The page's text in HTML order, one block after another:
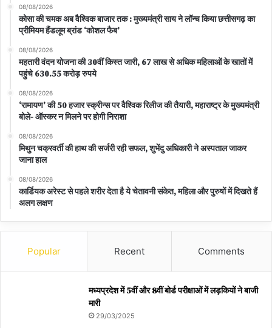
08/08/2026
कोसा की चमक अब वैश्विक बाजार तक : मुख्यमंत्री साय ने लॉन्च किया छत्तीसगढ़ का
प्रीमियम हैंडलूम ब्रांड ‘कोशल फैब’
08/08/2026
महतारी वंदन योजना की 30वीं किस्त जारी, 67 लाख से अधिक महिलाओं के खातों में
पहुंचे 630.55 करोड़ रुपये
08/08/2026
‘रामायण’ की 50 हजार स्क्रीन्स पर वैश्विक रिलीज की तैयारी, महाराष्ट्र के मुख्यमंत्री
बोले- ऑस्कर न मिलने पर होगी निराशा
08/08/2026
मिथुन चक्रवर्ती की हाथ की सर्जरी रही सफल, शुभेंदु अधिकारी ने अस्पताल जाकर
जाना हाल
08/08/2026
कार्डियक अरेस्ट से पहले शरीर देता है ये चेतावनी संकेत, महिला और पुरुषों में दिखते हैं
अलग लक्षण
Popular Recent Comments
मध्यप्रदेश में 5वीं और 8वीं बोर्ड परीक्षाओं में लड़कियों ने बाजी
मारी
29/03/2025